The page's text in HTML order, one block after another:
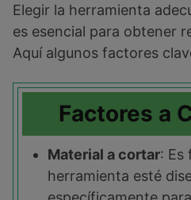
Elegir la herramienta
es esencial para obtener
Aquí algunos factores
Factores a
Material a cortar: Es
herramienta esté